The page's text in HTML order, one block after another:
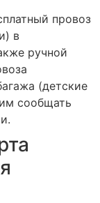
провоз
в
ручной
(детские
сообщать